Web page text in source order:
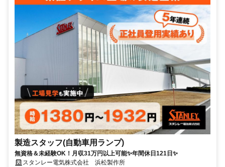
製造スタッフ(自動車用ランプ)
無資格＆未経験OK！月収31万円以上可能✨年間休日121日✨
スタンレー電気株式会社 浜松製作所